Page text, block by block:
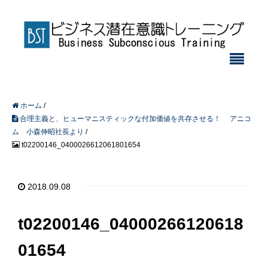
ホーム /
合理主義と、ヒューマニスティックな付加価値を共存させる！ アニコ
ム 小森伸昭社長より /
t02200146_0400026612061801654
2018.09.08
t02200146_04000266120618
01654